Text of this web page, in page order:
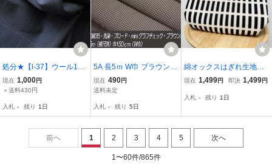
処分★【l-37】ウール100
チェック黒グレー150巾1.
3m
現在 1,000円
＋送料430円
入札 - 残り 1日
5A 長5ｍ W巾 ブラウン m
ini グラフ チェック E65/
綿35 先染 ブロード シャ
s ゆかた 甚平 作務衣 手芸
現在 490円
送料未定
入札 - 残り 5日
綿オックスはぎれ生地ハ
ンドメイド布コットン1m
の格子柄
現在 1,499円 即決 1,499円
入札 - 残り 1日
前へ 1 2 3 4 5 次へ
1〜60件/865件